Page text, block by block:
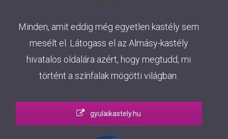
Minden, amit eddig még egyetlen kastély sem
mesélt el. Látogass el az Almásy-kastély
hivatalos oldalára azért, hogy megtudd, mi
történt a színfalak mögötti világban.
gyulaikastely.hu